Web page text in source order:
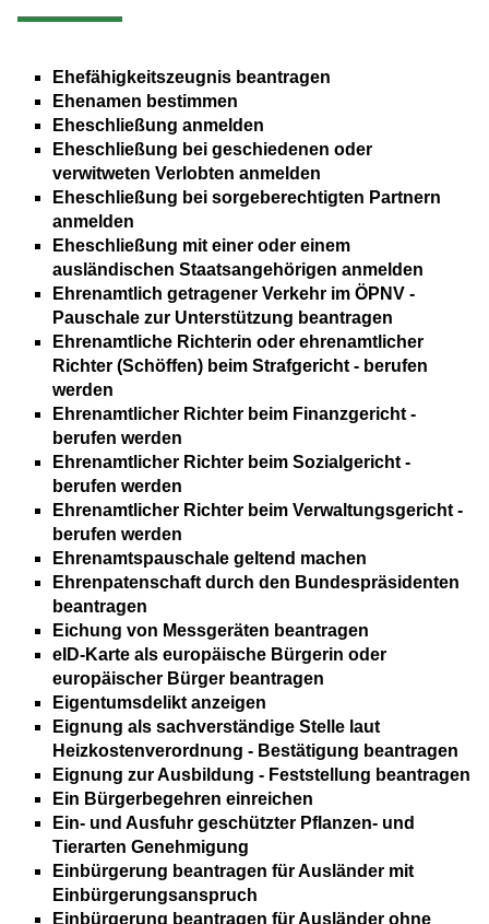
Ehefähigkeitszeugnis beantragen
Ehenamen bestimmen
Eheschließung anmelden
Eheschließung bei geschiedenen oder
verwitweten Verlobten anmelden
Eheschließung bei sorgeberechtigten Partnern
anmelden
Eheschließung mit einer oder einem
ausländischen Staatsangehörigen anmelden
Ehrenamtlich getragener Verkehr im ÖPNV -
Pauschale zur Unterstützung beantragen
Ehrenamtliche Richterin oder ehrenamtlicher
Richter (Schöffen) beim Strafgericht - berufen
werden
Ehrenamtlicher Richter beim Finanzgericht -
berufen werden
Ehrenamtlicher Richter beim Sozialgericht -
berufen werden
Ehrenamtlicher Richter beim Verwaltungsgericht -
berufen werden
Ehrenamtspauschale geltend machen
Ehrenpatenschaft durch den Bundespräsidenten
beantragen
Eichung von Messgeräten beantragen
eID-Karte als europäische Bürgerin oder
europäischer Bürger beantragen
Eigentumsdelikt anzeigen
Eignung als sachverständige Stelle laut
Heizkostenverordnung - Bestätigung beantragen
Eignung zur Ausbildung - Feststellung beantragen
Ein Bürgerbegehren einreichen
Ein- und Ausfuhr geschützter Pflanzen- und
Tierarten Genehmigung
Einbürgerung beantragen für Ausländer mit
Einbürgerungsanspruch
Einbürgerung beantragen für Ausländer ohne